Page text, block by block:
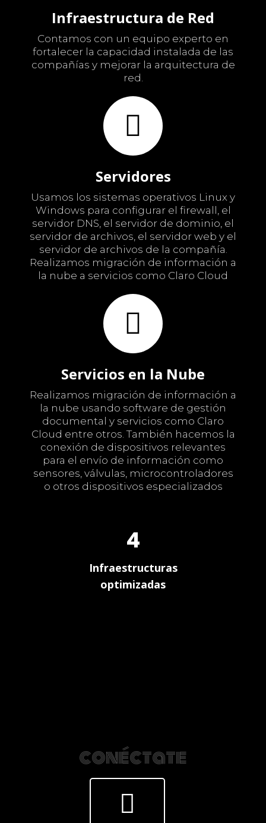
Infraestructura de Red
Contamos con un equipo experto en
fortalecer la capacidad instalada de las
compañías y mejorar la arquitectura de
red.
Servidores
Usamos los sistemas operativos Linux y
Windows para configurar el firewall, el
servidor DNS, el servidor de dominio, el
servidor de archivos, el servidor web y el
servidor de archivos de la compañía.
Realizamos migración de información a
la nube a servicios como Claro Cloud
Servicios en la Nube
Realizamos migración de información a
la nube usando software de gestión
documental y servicios como Claro
Cloud entre otros. También hacemos la
conexión de dispositivos relevantes
para el envío de información como
sensores, válvulas, microcontroladores
o otros dispositivos especializados
4
Infraestructuras
optimizadas
conéctate